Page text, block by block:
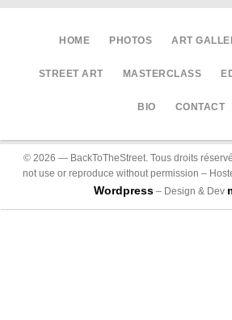
HOME PHOTOS ART
STREET ART MASTERCLASS
BIO CONTACT
© 2026 — BackToTheStreet. Tous droits
not use or reproduce without permission –
Wordpress– Design & Dev